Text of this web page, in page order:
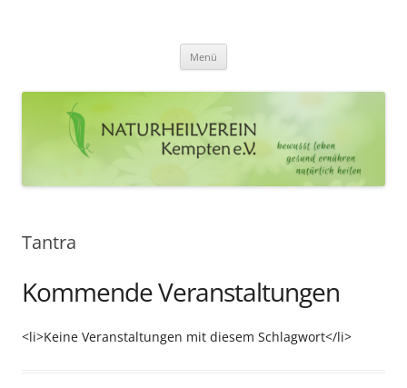
Menü
Tantra
Kommende Veranstaltungen
<li>Keine Veranstaltungen mit diesem Schlagwort</li>